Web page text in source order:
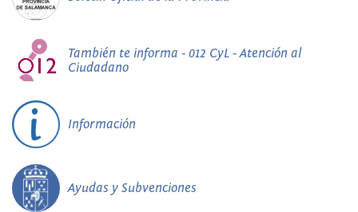
También te informa - 012 CyL - Atención al
Ciudadano
Información
Ayudas y Subvenciones